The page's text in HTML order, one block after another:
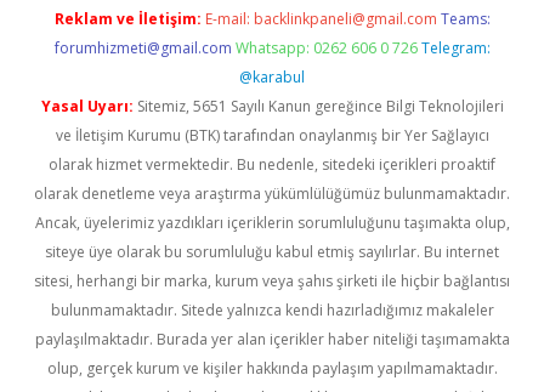
Reklam ve İletişim: E-mail: backlinkpaneli@gmail.com Teams:
forumhizmeti@gmail.com Whatsapp: 0262 606 0 726 Telegram:
@karabul
Yasal Uyarı: Sitemiz, 5651 Sayılı Kanun gereğince Bilgi Teknolojileri
ve İletişim Kurumu (BTK) tarafından onaylanmış bir Yer Sağlayıcı
olarak hizmet vermektedir. Bu nedenle, sitedeki içerikleri proaktif
olarak denetleme veya araştırma yükümlülüğümüz bulunmamaktadır.
Ancak, üyelerimiz yazdıkları içeriklerin sorumluluğunu taşımakta olup,
siteye üye olarak bu sorumluluğu kabul etmiş sayılırlar. Bu internet
sitesi, herhangi bir marka, kurum veya şahıs şirketi ile hiçbir bağlantısı
bulunmamaktadır. Sitede yalnızca kendi hazırladığımız makaleler
paylaşılmaktadır. Burada yer alan içerikler haber niteliği taşımamakta
olup, gerçek kurum ve kişiler hakkında paylaşım yapılmamaktadır.